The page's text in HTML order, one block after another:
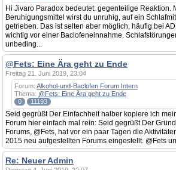
Hi Jivaro Paradox bedeutet: gegenteilige Reaktion.
Beruhigungsmittel wirst du unruhig, auf ein
getrieben. Das ist selten aber möglich, häufig bei
wichtig vor einer Baclofeneinnahme.
unbeding...
@Fets: Eine Ära geht zu Ende
Freitag 21. Juni 2019, 23:04
Forum: Alkohol-und-Baclofen Forum Intern
Thema: @Fets: Eine Ära geht zu Ende
0
11193
Seid gegrüßt Der Einfachheit halber kopiere ich
Forum hier einfach mal rein: Seid gegrüßt Der
Forums, @Fets, hat vor ein paar Tagen die
2015 neu aufgestellten Forums eingestellt. @Fets
Re: Neuer Admin